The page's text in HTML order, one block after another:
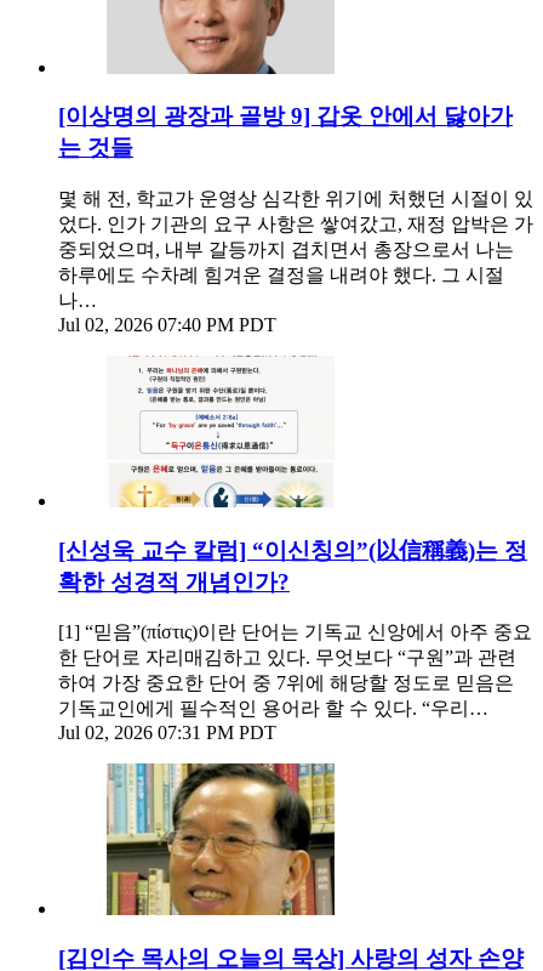
[이상명의 광장과 골방 9] 갑옷 안에서 닳아가
는 것들
몇 해 전, 학교가 운영상 심각한 위기에 처했던 시절이 있
었다. 인가 기관의 요구 사항은 쌓여갔고, 재정 압박은 가
중되었으며, 내부 갈등까지 겹치면서 총장으로서 나는
하루에도 수차례 힘겨운 결정을 내려야 했다. 그 시절
나…
Jul 02, 2026 07:40 PM PDT
[신성욱 교수 칼럼] “이신칭의”(以信稱義)는 정
확한 성경적 개념인가?
[1] “믿음”(πίστις)이란 단어는 기독교 신앙에서 아주 중요
한 단어로 자리매김하고 있다. 무엇보다 “구원”과 관련
하여 가장 중요한 단어 중 7위에 해당할 정도로 믿음은
기독교인에게 필수적인 용어라 할 수 있다. “우리…
Jul 02, 2026 07:31 PM PDT
[김인수 목사의 오늘의 묵상] 사랑의 성자 손양